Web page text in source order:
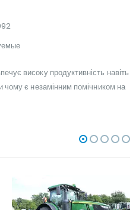
високу продуктивність навіть
чому є незамінним помічником на